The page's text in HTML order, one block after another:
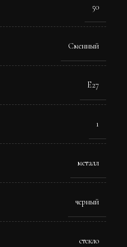
50
Сменный
E27
1
металл
черный
стекло